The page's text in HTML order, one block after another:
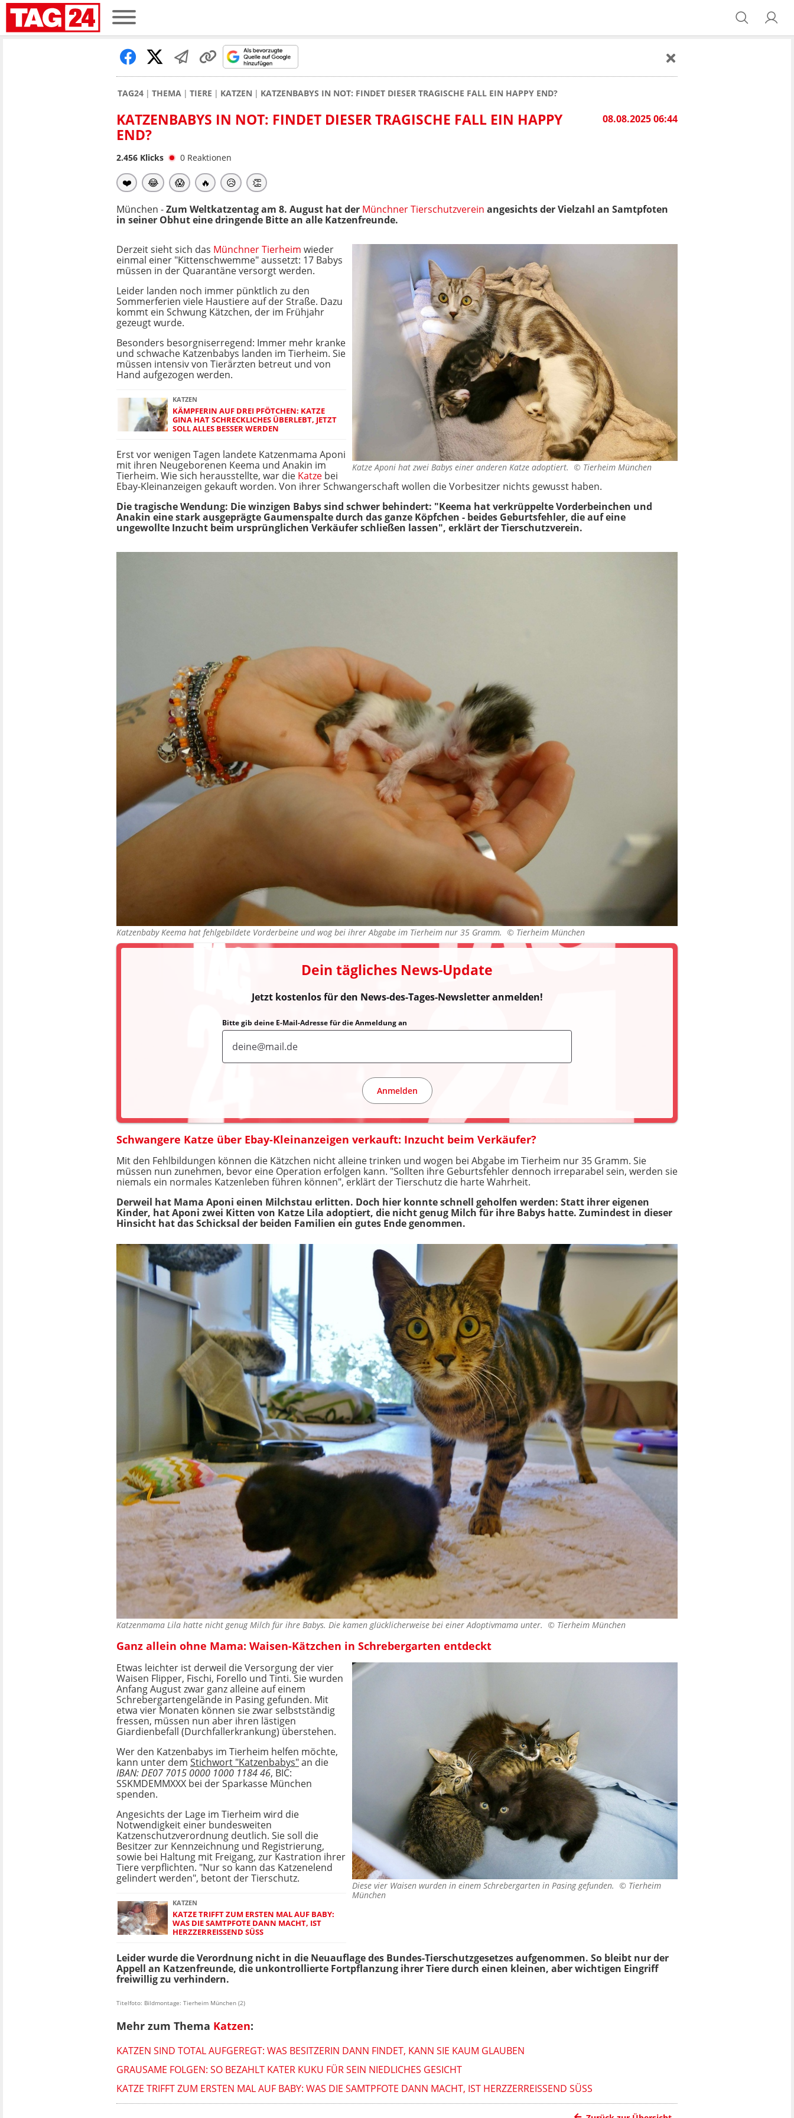
TAG24 THEMA TIERE KATZEN KATZENBABYS IN NOT: FINDET DIESER TRAGISCHE FALL EIN HAPPY END?
08.08.2025 06:44
KATZENBABYS IN NOT: FINDET DIESER TRAGISCHE FALL EIN HAPPY
END?
2.456 Klicks 0 Reaktionen
❤️ 😂 😱 🔥 😥 👏
München -Zum Weltkatzentag am 8. August hat der Münchner Tierschutzverein angesichts der Vielzahl an Samtpfoten
in seiner Obhut eine dringende Bitte an alle Katzenfreunde.
Katze Aponi hat zwei Babys einer anderen Katze adoptiert. © Tierheim München
Derzeit sieht sich das Münchner Tierheim wieder
einmal einer "Kittenschwemme" aussetzt: 17 Babys
müssen in der Quarantäne versorgt werden.
Leider landen noch immer pünktlich zu den
Sommerferien viele Haustiere auf der Straße. Dazu
kommt ein Schwung Kätzchen, der im Frühjahr
gezeugt wurde.
Besonders besorgniserregend: Immer mehr kranke
und schwache Katzenbabys landen im Tierheim. Sie
müssen intensiv von Tierärzten betreut und von
Hand aufgezogen werden.
KATZEN
KÄMPFERIN AUF DREI PFÖTCHEN: KATZE
GINA HAT SCHRECKLICHES ÜBERLEBT, JETZT
SOLL ALLES BESSER WERDEN
Erst vor wenigen Tagen landete Katzenmama Aponi
mit ihren Neugeborenen Keema und Anakin im
Tierheim. Wie sich herausstellte, war die Katze bei
Ebay-Kleinanzeigen gekauft worden. Von ihrer Schwangerschaft wollen die Vorbesitzer nichts gewusst haben.
Die tragische Wendung: Die winzigen Babys sind schwer behindert: "Keema hat verkrüppelte Vorderbeinchen und
Anakin eine stark ausgeprägte Gaumenspalte durch das ganze Köpfchen - beides Geburtsfehler, die auf eine
ungewollte Inzucht beim ursprünglichen Verkäufer schließen lassen", erklärt der Tierschutzverein.
Katzenbaby Keema hat fehlgebildete Vorderbeine und wog bei ihrer Abgabe im Tierheim nur 35 Gramm. © Tierheim München
Dein tägliches News-Update
Jetzt kostenlos für den News-des-Tages-Newsletter anmelden!
Bitte gib deine E-Mail-Adresse für die Anmeldung an
Anmelden
Schwangere Katze über Ebay-Kleinanzeigen verkauft: Inzucht beim Verkäufer?
Mit den Fehlbildungen können die Kätzchen nicht alleine trinken und wogen bei Abgabe im Tierheim nur 35 Gramm. Sie
müssen nun zunehmen, bevor eine Operation erfolgen kann. "Sollten ihre Geburtsfehler dennoch irreparabel sein, werden sie
niemals ein normales Katzenleben führen können", erklärt der Tierschutz die harte Wahrheit.
Derweil hat Mama Aponi einen Milchstau erlitten. Doch hier konnte schnell geholfen werden: Statt ihrer eigenen
Kinder, hat Aponi zwei Kitten von Katze Lila adoptiert, die nicht genug Milch für ihre Babys hatte. Zumindest in dieser
Hinsicht hat das Schicksal der beiden Familien ein gutes Ende genommen.
Katzenmama Lila hatte nicht genug Milch für ihre Babys. Die kamen glücklicherweise bei einer Adoptivmama unter. © Tierheim München
Ganz allein ohne Mama: Waisen-Kätzchen in Schrebergarten entdeckt
Diese vier Waisen wurden in einem Schrebergarten in Pasing gefunden. © Tierheim
München
Etwas leichter ist derweil die Versorgung der vier
Waisen Flipper, Fischi, Forello und Tinti. Sie wurden
Anfang August zwar ganz alleine auf einem
Schrebergartengelände in Pasing gefunden. Mit
etwa vier Monaten können sie zwar selbstständig
fressen, müssen nun aber ihren lästigen
Giardienbefall (Durchfallerkrankung) überstehen.
Wer den Katzenbabys im Tierheim helfen möchte,
kann unter dem Stichwort "Katzenbabys"an die
IBAN: DE07 7015 0000 1000 1184 46, BIC:
SSKMDEMMXXX bei der Sparkasse München
spenden.
Angesichts der Lage im Tierheim wird die
Notwendigkeit einer bundesweiten
Katzenschutzverordnung deutlich. Sie soll die
Besitzer zur Kennzeichnung und Registrierung,
sowie bei Haltung mit Freigang, zur Kastration ihrer
Tiere verpflichten. "Nur so kann das Katzenelend
gelindert werden", betont der Tierschutz.
KATZEN
KATZE TRIFFT ZUM ERSTEN MAL AUF BABY:
WAS DIE SAMTPFOTE DANN MACHT, IST
HERZZERREISSEND SÜSS
Leider wurde die Verordnung nicht in die Neuauflage des Bundes-Tierschutzgesetzes aufgenommen. So bleibt nur der
Appell an Katzenfreunde, die unkontrollierte Fortpflanzung ihrer Tiere durch einen kleinen, aber wichtigen Eingriff
freiwillig zu verhindern.
Titelfoto: Bildmontage: Tierheim München (2)
Mehr zum Thema Katzen:
KATZEN SIND TOTAL AUFGEREGT: WAS BESITZERIN DANN FINDET, KANN SIE KAUM GLAUBEN
GRAUSAME FOLGEN: SO BEZAHLT KATER KUKU FÜR SEIN NIEDLICHES GESICHT
KATZE TRIFFT ZUM ERSTEN MAL AUF BABY: WAS DIE SAMTPFOTE DANN MACHT, IST HERZZERREISSEND SÜSS